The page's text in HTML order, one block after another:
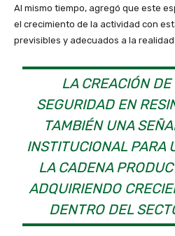
Al mismo tiempo, agregó que este
el crecimiento de la actividad con
previsibles y adecuados a la
LA CREACIÓN
SEGURIDAD EN
TAMBIÉN UNA
INSTITUCIONAL PARA
LA CADENA
ADQUIRIENDO
DENTRO DEL